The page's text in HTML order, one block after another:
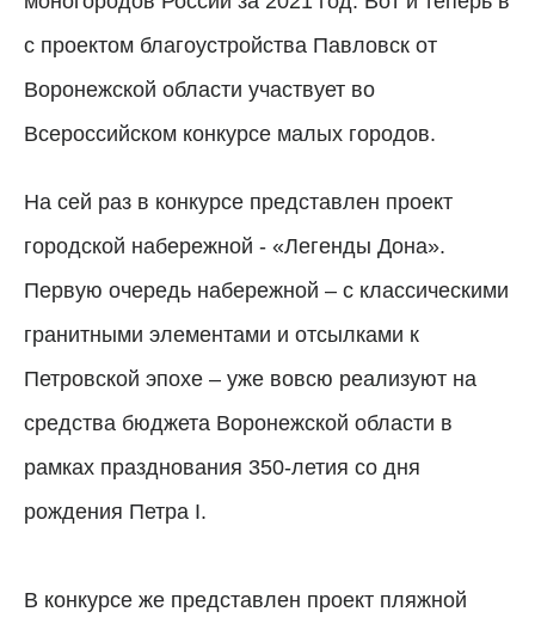
с проектом благоустройства Павловск от
Воронежской области участвует во
Всероссийском конкурсе малых городов.
На сей раз в конкурсе представлен проект
городской набережной - «Легенды Дона».
Первую очередь набережной – с классическими
гранитными элементами и отсылками к
Петровской эпохе – уже вовсю реализуют на
средства бюджета Воронежской области в
рамках празднования 350-летия со дня
рождения Петра I.
В конкурсе же представлен проект пляжной